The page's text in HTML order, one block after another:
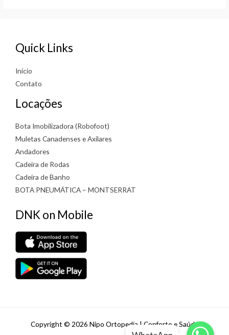
Quick Links
Início
Contato
Locações
Bota Imobilizadora (Robofoot)
Muletas Canadenses e Axilares
Andadores
Cadeira de Rodas
Cadeira de Banho
BOTA PNEUMÁTICA – MONTSERRAT
DNK on Mobile
Copyright © 2026 Nipo Ortopedia | Conforto e SaúdeWhatsApp
WhatsApp